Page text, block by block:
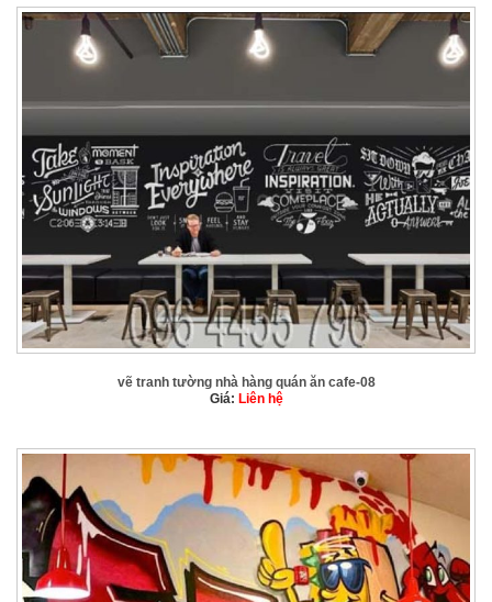
vẽ tranh tường nhà hàng quán ăn cafe-08
Giá: Liên hệ